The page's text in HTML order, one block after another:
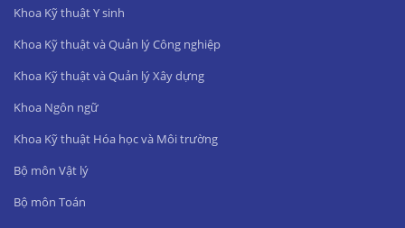
Khoa Kỹ thuật Y sinh
Khoa Kỹ thuật và Quản lý Công nghiệp
Khoa Kỹ thuật và Quản lý Xây dựng
Khoa Ngôn ngữ
Khoa Kỹ thuật Hóa học và Môi trường
Bộ môn Vật lý
Bộ môn Toán